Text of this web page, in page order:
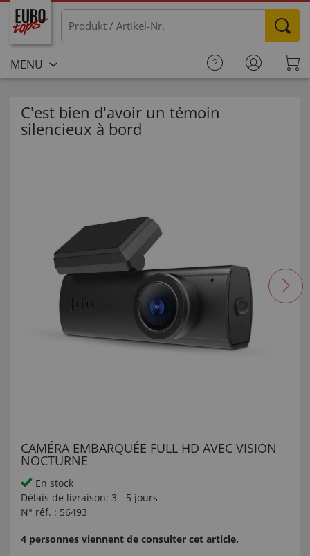
MENU
C'est bien d'avoir un témoin
silencieux à bord
CAMÉRA EMBARQUÉE FULL HD AVEC VISION
NOCTURNE
En stock
Délais de livraison: 3 - 5 jours
N° réf. : 56493
4 personnes viennent de consulter cet article.